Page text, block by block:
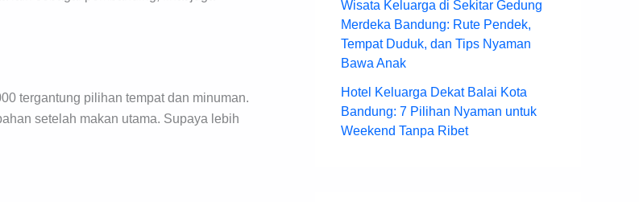
tergantung pilihan tempat dan minuman.
setelah makan utama. Supaya lebih
Wisata Keluarga di Sekitar Gedung
Merdeka Bandung: Rute Pendek,
Tempat Duduk, dan Tips Nyaman
Bawa Anak
Hotel Keluarga Dekat Balai Kota
Bandung: 7 Pilihan Nyaman untuk
Weekend Tanpa Ribet